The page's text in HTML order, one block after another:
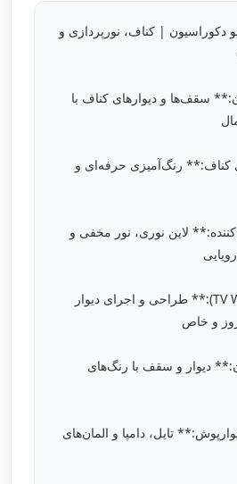
دکوراسیون | کناف، نورپردازی و
سقف‌ها و دیوارهای کناف با
رنگ‌آمیزی حرفه‌ای و
لاین نوری، نور مخفی و
🔸 **تی‌وی وال (TV Wall):** طراحی و اجرای دیوار
و خاص
دیوار و سقف با رنگ‌های
تایل، دامپا و المان‌های